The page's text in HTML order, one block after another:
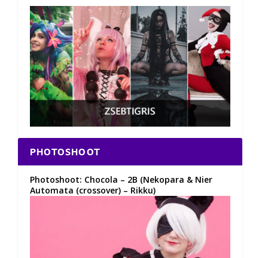
PHOTOSHOOT
Photoshoot: Chocola – 2B (Nekopara & Nier
Automata (crossover) – Rikku)